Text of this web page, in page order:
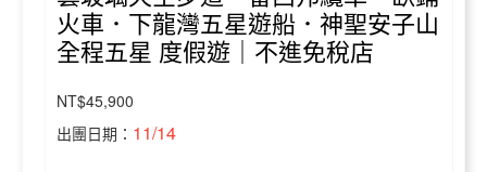
火車．下龍灣五星遊船．神聖安子山
全程五星 度假遊｜不進免稅店
NT$45,900
出團日期： 11/14